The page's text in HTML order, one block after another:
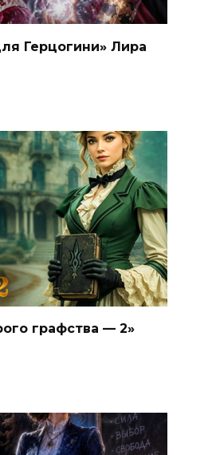
Герцогини» Лира
графства — 2»